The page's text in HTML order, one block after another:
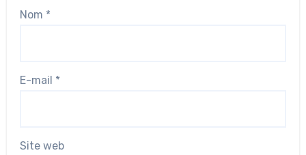
Nom *
E-mail *
Site web